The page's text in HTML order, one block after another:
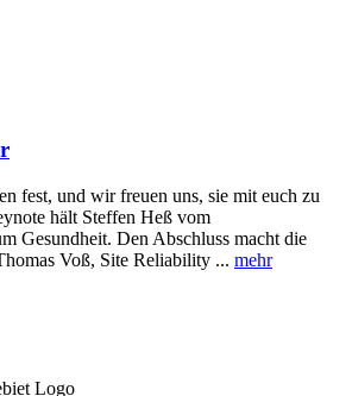
fest, und wir freuen uns, sie mit euch zu
hält Steffen Heß vom
Gesundheit. Den Abschluss macht die
Voß, Site Reliability ... mehr